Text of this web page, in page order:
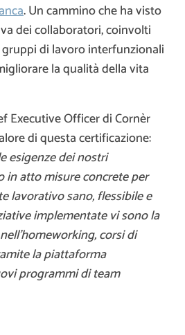
. Un cammino che ha visto
dei collaboratori, coinvolti
di lavoro interfunzionali
la qualità della vita
Executive Officer di Cornèr
di questa certificazione:
esigenze dei nostri
in atto misure concrete per
lavorativo sano, flessibile e
implementate vi sono la
corsi di
la piattaforma
programmi di team